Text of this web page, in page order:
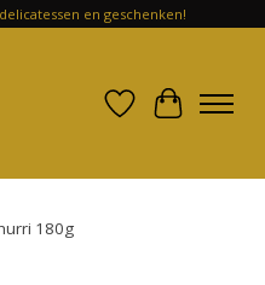
en geschenken!
Verlanglijst
180g